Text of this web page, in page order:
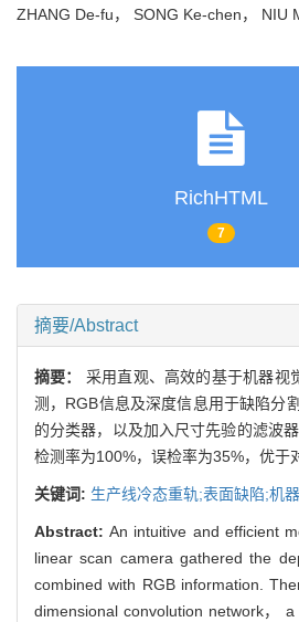
ZHANG De-fu， SONG Ke-chen，
RichHTML
7
摘要/Abstract
摘要： 采用直观、高效的基于机器视
测，RGB信息及深度信息用于缺陷分
的分类器，以及加入尺寸先验的滤波
检测率为100%，误检率为35%，优于
关键词: 生产线冷态重轨;表面缺陷;机
Abstract:An intuitive and efficient
linear scan camera gathered the
combined with RGB information.
dimensional convolution network，